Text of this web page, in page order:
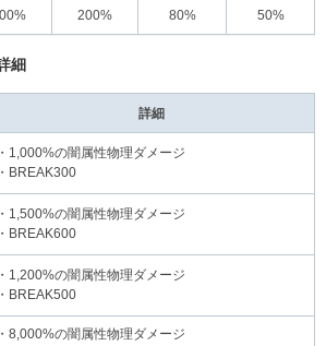
200% 80% 50%
細
詳細
・1,000%の闇属性物理ダメージ
・BREAK300
・1,500%の闇属性物理ダメージ
・BREAK600
・1,200%の闇属性物理ダメージ
・BREAK500
・8,000%の闇属性物理ダメージ